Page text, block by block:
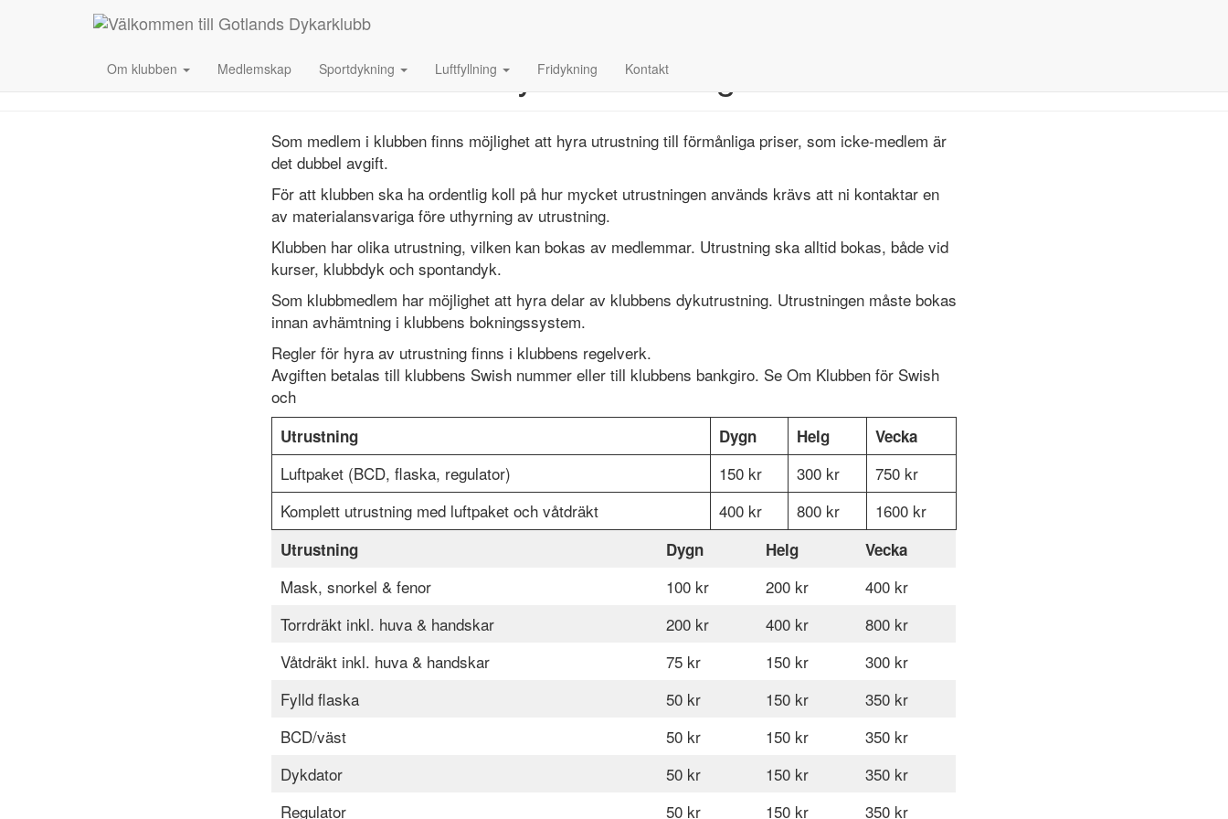
Om klubben Medlemskap Sportdykning Luftfyllning Fridykning Kontakt
Hyra utrustning
Som medlem i klubben finns möjlighet att hyra utrustning till förmånliga priser, som icke-medlem är
det dubbel avgift.
För att klubben ska ha ordentlig koll på hur mycket utrustningen används krävs att ni kontaktar en
av materialansvariga före uthyrning av utrustning.
Klubben har olika utrustning, vilken kan bokas av medlemmar. Utrustning ska alltid bokas, både vid
kurser, klubbdyk och spontandyk.
Som klubbmedlem har möjlighet att hyra delar av klubbens dykutrustning. Utrustningen måste bokas
innan avhämtning i klubbens bokningssystem.
Regler för hyra av utrustning finns i klubbens regelverk.
Avgiften betalas till klubbens Swish nummer eller till klubbens bankgiro. Se Om Klubben för Swish
och
Utrustning Dygn Helg Vecka
Luftpaket (BCD, flaska, regulator) 150 kr 300 kr
750 kr
Komplett utrustning med luftpaket och våtdräkt
400 kr 800 kr 1600 kr
Utrustning Dygn Helg Vecka
Mask, snorkel & fenor 100 kr 200 kr
400 kr
Torrdräkt inkl. huva & handskar
200 kr 400 kr
800 kr
Våtdräkt inkl. huva & handskar
75 kr 150 kr
300 kr
Fylld flaska
50 kr 150 kr
350 kr
BCD/väst
50 kr 150 kr
350 kr
Dykdator
50 kr 150 kr
350 kr
Regulator
50 kr 150 kr 350 kr